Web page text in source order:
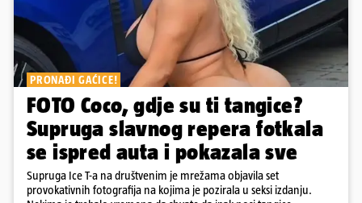
PRONAĐI GAĆICE!
FOTO Coco, gdje su ti tangice?
Supruga slavnog repera fotkala
se ispred auta i pokazala sve
Supruga Ice T-a na društvenim je mrežama objavila set
provokativnih fotografija na kojima je pozirala u seksi izdanju.